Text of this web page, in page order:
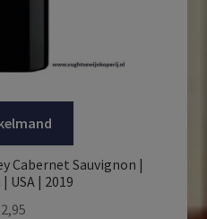
Cabernet Sauvignon |
USA | 2019